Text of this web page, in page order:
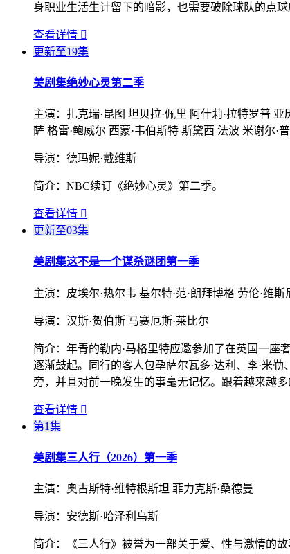
身职业生活生计留下的暗影，也需要破除球队的点
查看详情 
更新至19集
美剧集绝妙心灵第二季
主演： 扎克瑞·昆图 坦贝拉·佩里 阿什莉·拉特罗普
萨 格雷·鲍威尔 西蒙·韦伯斯特 斯黛西 法波 米谢尔·
导演： 德玛妮·戴维斯
简介： NBC续订《绝妙心灵》第二季。
查看详情 
更新至03集
美剧集这不是一个谋杀谜团第一季
主演： 皮埃尔·热尔韦 基尔特·范·朗拜博格 劳伦·维
导演： 汉斯·贺伯斯 马赛厄斯·莱比尔
简介： 年青的勒内·马格里特应邀参加了在英国一座
逐渐鼓起。同行的客人包孕萨尔瓦多·达利、李·米
旁，并且对前一晚发生的事毫无记忆。跟着越来越
查看详情 
第1集
美剧集三人行（2026）第一季
主演： 奥古斯特·维特根斯坦 菲力克斯·桑德曼
导演： 安德斯·哈泽利乌斯
简介：
《三人行》被誉为一部关于爱、性与激情的